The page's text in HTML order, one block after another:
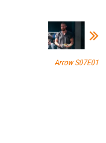
Arrow S07E01